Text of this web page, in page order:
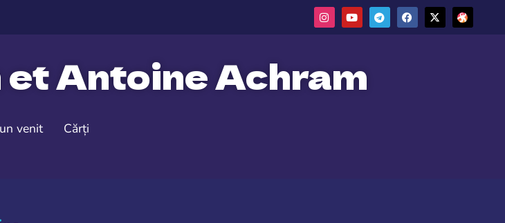
et Antoine Achram
venit Cărți